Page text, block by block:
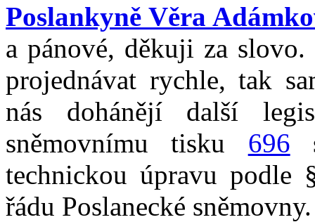
Poslankyně Věra
a pánové, děkuji za slovo.
projednávat rychle, tak
nás dohánějí další
sněmovnímu tisku 696
technickou úpravu podle
řádu Poslanecké sněmovny.